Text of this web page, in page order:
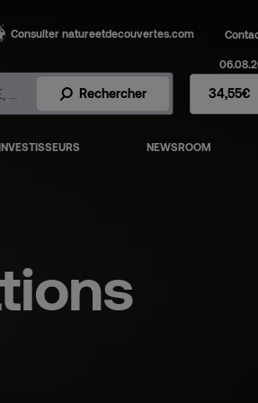
Consulter natureetdecouvertes.com
Rechercher Action
34,55€
NEWSROOM